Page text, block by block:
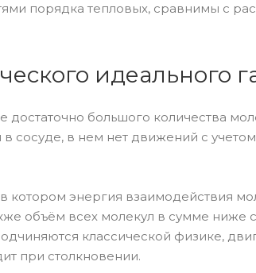
порядка тепловых, сравнимы с
идеального
достаточно большого количества
в сосуде, в нем нет движений с
в котором энергия взаимодействия
объём всех молекул в сумме ниже
классической физике,
при столкновении.